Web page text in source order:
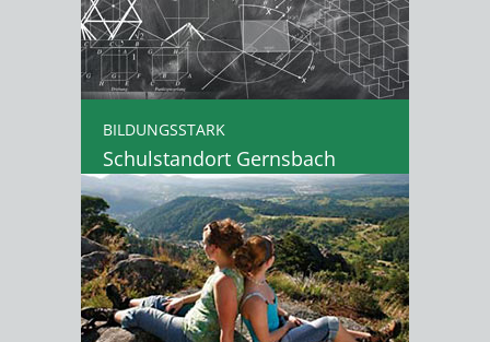
BILDUNGSSTARK
Schulstandort Gernsbach